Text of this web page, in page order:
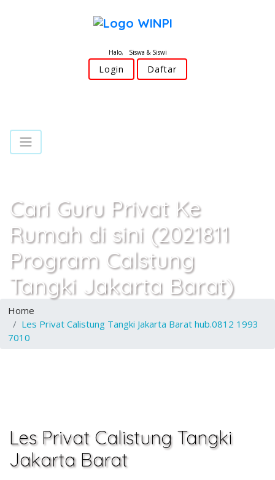
Halo, Siswa & Siswi
Login Daftar
Cari Guru Privat Ke
Rumah di sini (2021811
Program Calstung
Tangki Jakarta Barat)
Home
Les Privat Calistung Tangki Jakarta Barat hub.0812 1993
7010
Les Privat Calistung Tangki
Jakarta Barat